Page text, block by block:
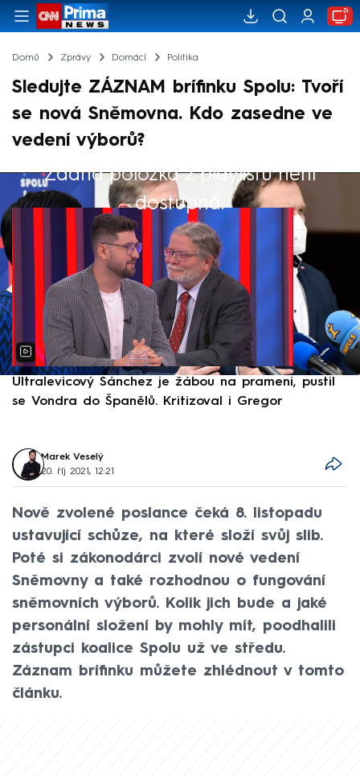
Domů Zprávy Domácí Politika
Sledujte ZÁZNAM brífinku Spolu: Tvoří
se nová Sněmovna. Kdo zasedne ve
vedení výborů?
Žádná položka z playlistu není
dostupná.
Výběr redakce
Ultralevicový Sánchez je žábou na prameni, pustil
se Vondra do Španělů. Kritizoval i Gregor
Marek Veselý
20. říj 2021, 12:21
Nově zvolené poslance čeká 8. listopadu
ustavující schůze, na které složí svůj slib.
Poté si zákonodárci zvolí nové vedení
Sněmovny a také rozhodnou o fungování
sněmovních výborů. Kolik jich bude a jaké
personální složení by mohly mít, poodhalili
zástupci koalice Spolu už ve středu.
Záznam brífinku můžete zhlédnout v tomto
článku.